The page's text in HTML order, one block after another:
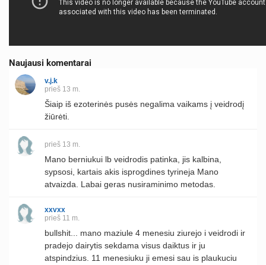
Naujausi komentarai
v.j.k
prieš 13 m.
Šiaip iš ezoterinės pusės negalima vaikams į veidrodį
žiūrėti.
prieš 13 m.
Mano berniukui lb veidrodis patinka, jis kalbina,
sypsosi, kartais akis isprogdines tyrineja Mano
atvaizda. Labai geras nusiraminimo metodas.
xxvxx
prieš 11 m.
bullshit... mano maziule 4 menesiu ziurejo i veidrodi ir
pradejo dairytis sekdama visus daiktus ir ju
atspindzius. 11 menesiuku ji emesi sau is plaukuciu